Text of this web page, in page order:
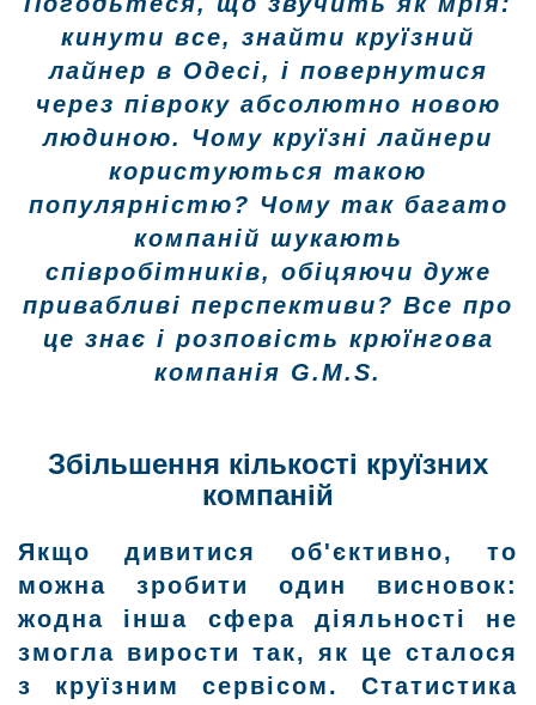
кинути все, знайти круїзний
лайнер в Одесі, і повернутися
через півроку абсолютно новою
людиною. Чому круїзні лайнери
користуються такою
популярністю? Чому так багато
компаній шукають
співробітників, обіцяючи дуже
привабливі перспективи? Все про
це знає і розповість крюїнгова
компанія G.M.S.
Збільшення кількості круїзних
компаній
Якщо дивитися об'єктивно, то
можна зробити один висновок:
жодна інша сфера діяльності не
змогла вирости так, як це сталося
з круїзним сервісом. Статистика